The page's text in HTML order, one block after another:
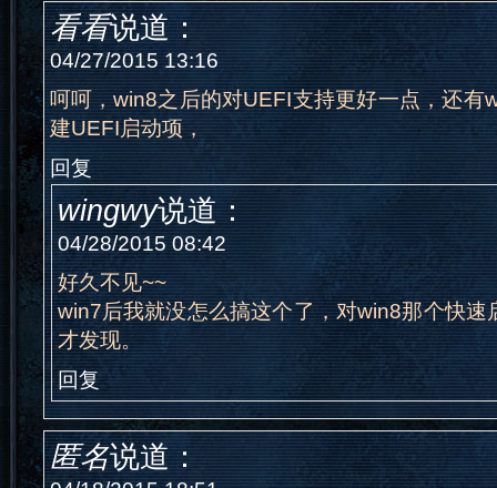
看看说道：
04/27/2015 13:16
呵呵，win8之后的对UEFI支持更好一点，还有
建UEFI启动项，
回复
wingwy说道：
04/28/2015 08:42
好久不见~~
win7后我就没怎么搞这个了，对win8那个快速
才发现。
回复
匿名说道：